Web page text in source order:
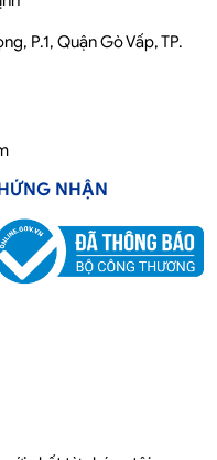
P.1, Quận Gò Vấp, TP.
NHẬN